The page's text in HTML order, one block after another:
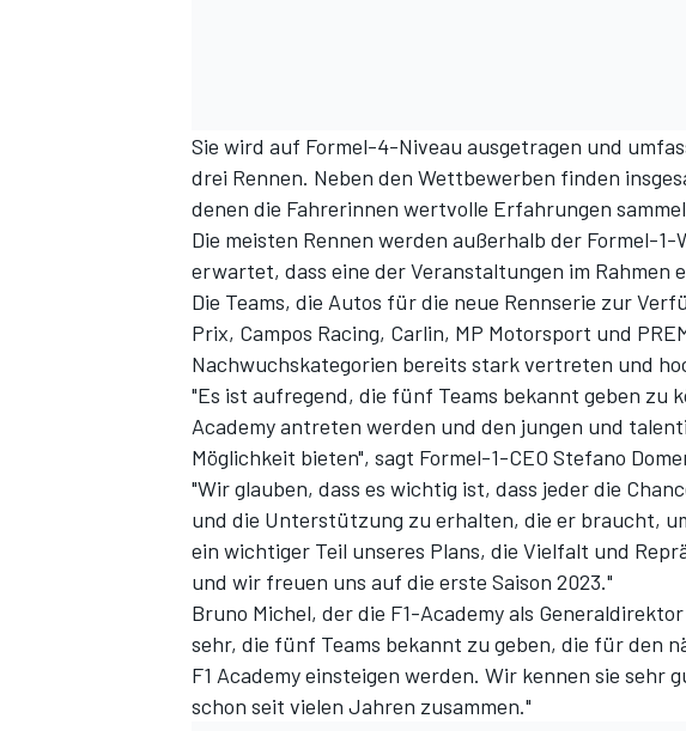
SPORTWAGEN
Sie wird auf Formel-4-Niveau ausgetragen und
drei Rennen. Neben den Wettbewerben finden
denen die Fahrerinnen wertvolle Erfahrungen
Die meisten Rennen werden außerhalb der Formel-
erwartet, dass eine der Veranstaltungen im Rahmen
Die Teams, die Autos für die neue Rennserie zur
Prix, Campos Racing, Carlin, MP Motorsport und
Nachwuchskategorien bereits stark vertreten und
"Es ist aufregend, die fünf Teams bekannt geben zu
Academy antreten werden und den jungen und
Möglichkeit bieten", sagt Formel-1-CEO Stefano
"Wir glauben, dass es wichtig ist, dass jeder die
und die Unterstützung zu erhalten, die er braucht,
ein wichtiger Teil unseres Plans, die Vielfalt und
und wir freuen uns auf die erste Saison 2023."
Bruno Michel, der die F1-Academy als
sehr, die fünf Teams bekannt zu geben, die für den
F1 Academy einsteigen werden. Wir kennen sie sehr
schon seit vielen Jahren zusammen."